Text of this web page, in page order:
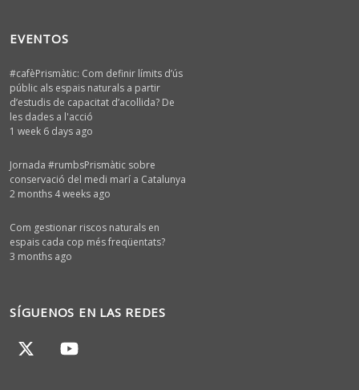
EVENTOS
#cafèPrismàtic: Com definir límits d’ús
públic als espais naturals a partir
d’estudis de capacitat d’acollida? De
les dades a l'acció
1 week 6 days ago
Jornada #rumbsPrismàtic sobre
conservació del medi marí a Catalunya
2 months 4 weeks ago
Com gestionar riscos naturals en
espais cada cop més freqüentats?
3 months ago
SÍGUENOS EN LAS REDES